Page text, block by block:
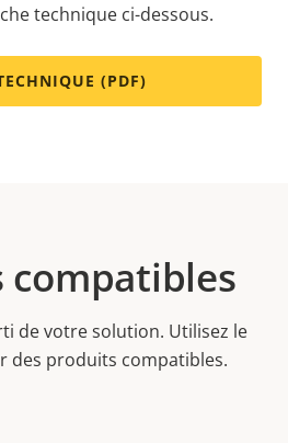
technique ci-dessous.
(PDF)
compatibles
de votre solution. Utilisez le
des produits compatibles.